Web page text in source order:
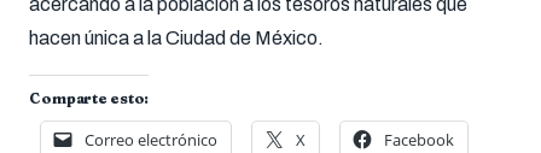
acercando a la población a los tesoros naturales que
hacen única a la Ciudad de México.
Comparte esto:
Correo electrónico X Facebook